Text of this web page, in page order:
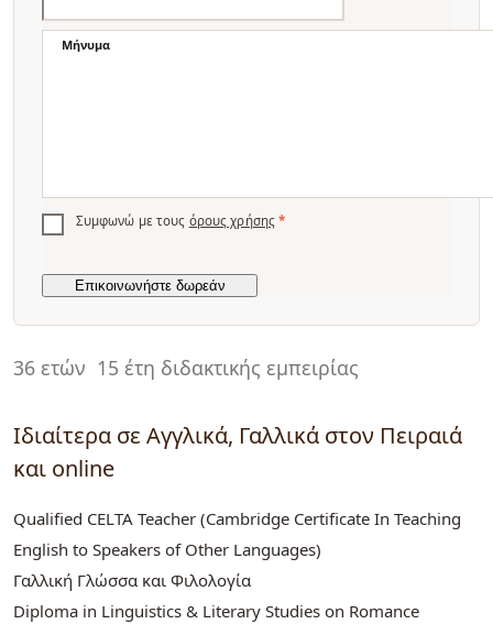
36 ετών 15 έτη διδακτικής εμπειρίας
Ιδιαίτερα σε Αγγλικά, Γαλλικά στον Πειραιά
και online
Qualified CELTA Teacher (Cambridge Certificate In Teaching
English to Speakers of Other Languages)
Γαλλική Γλώσσα και Φιλολογία
Diploma in Linguistics & Literary Studies on Romance
Μήνυμα
Συμφωνώ με τους όρους χρήσης *